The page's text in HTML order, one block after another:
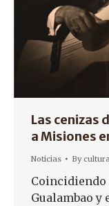
Las cenizas
a Misiones
Noticias Bycultura
Coincidiendo
Gualambao